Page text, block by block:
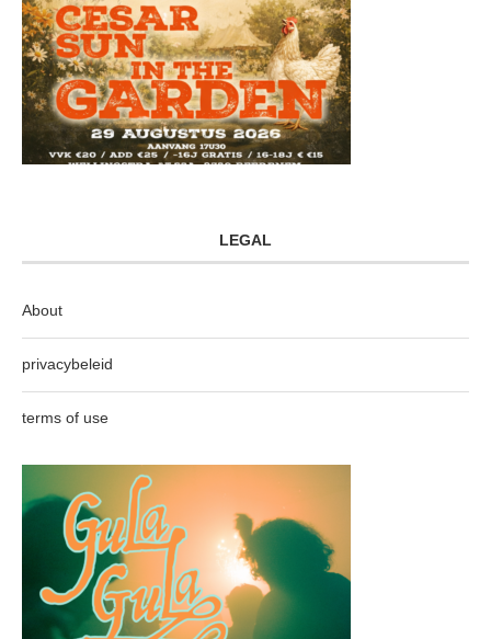
LEGAL
About
privacybeleid
terms of use